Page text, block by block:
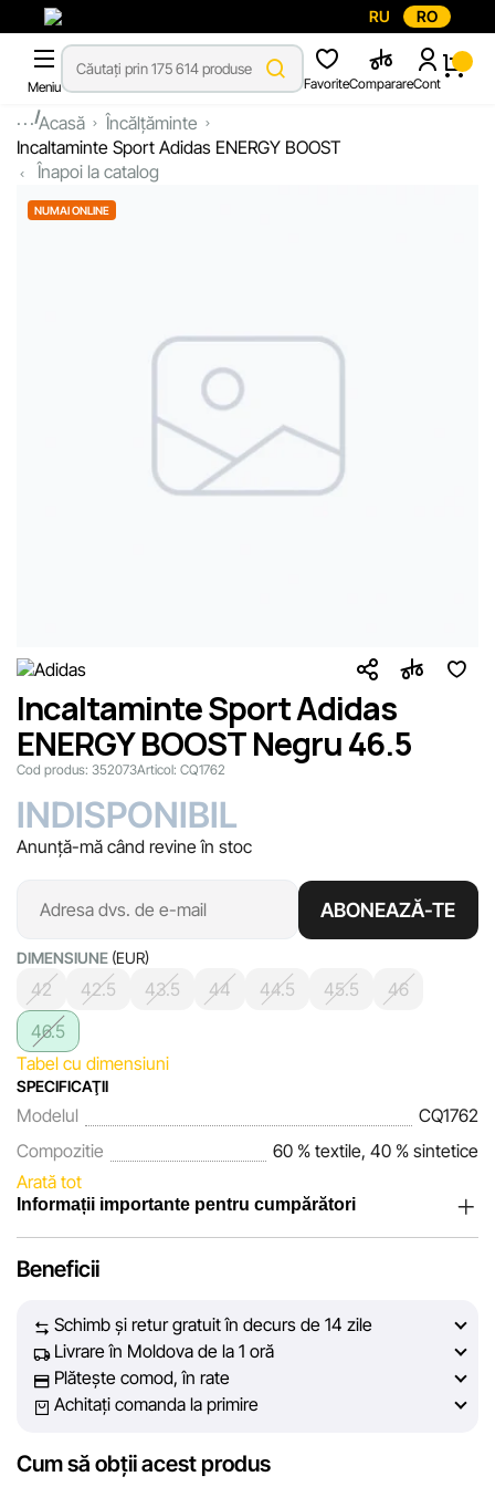
RU RO
Meniu FavoriteComparareCont
...Acasă
Încălțăminte
Incaltaminte Sport Adidas ENERGY BOOST
Înapoi la catalog
NUMAI ONLINE
Incaltaminte Sport Adidas
ENERGY BOOST Negru 46.5
Cod produs: 352073Articol: CQ1762
INDISPONIBIL
Anunță-mă când revine în stoc
ABONEAZĂ-TE
DIMENSIUNE (EUR)
42 42.5 43.5 44 44.5 45.5
46
46.5
Tabel cu dimensiuni
SPECIFICAŢII
Modelul
CQ1762
Compozitie
60 % textile, 40 % sintetice
Arată tot
Informații importante pentru cumpărători
încrederea clienților noștri. În fiecare zi depunem eforturi
prezentate pe site să fie cât mai complete, obiective și
actuale. Scopul nostru este să vă oferim informații corecte și
veridice, pentru ca dvs. să puteți lua cea mai bună decizie
de cumpărare.
Cu toate acestea, în ciuda controlului constant, Sportlandia
Beneficii
Schimb și retur gratuit în decurs de 14 zile
Livrare în Moldova de la 1 oră
Plătește comod, în rate
Achitați comanda la primire
Cum să obții acest produs